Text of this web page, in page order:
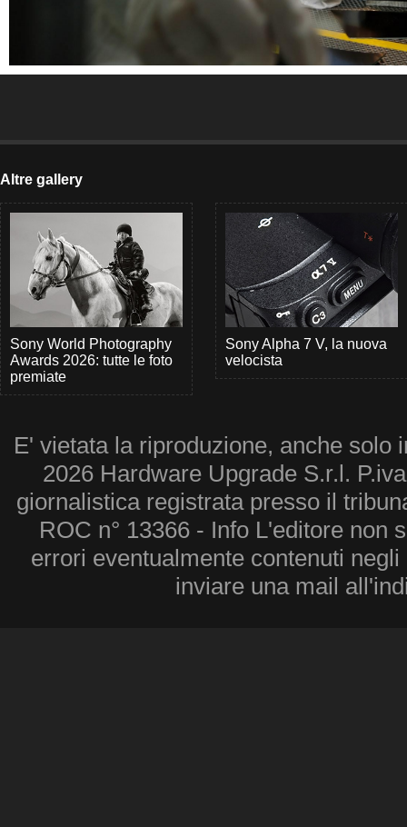
Altre gallery
Sony World Photography
Awards 2026: tutte le foto
premiate
Sony Alpha 7 V, la nuova
velocista
E' vietata la riproduzione, anche solo
2026 Hardware Upgrade S.r.l.
giornalistica registrata presso il
ROC n° 13366 - Info L'editore non
errori eventualmente contenuti
inviare una mail